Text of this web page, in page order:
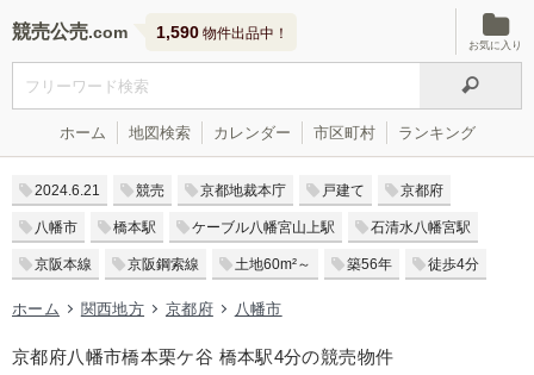
競売公売 1,590 物件出品中！
お気に入り
ホーム 地図検索 カレンダー 市区町村 ランキング
2024.6.21 競売 京都地裁本庁 戸建て 京都府
八幡市 橋本駅 ケーブル八幡宮山上駅 石清水八幡宮駅
京阪本線 京阪鋼索線 土地60m²～ 築56年 徒歩4分
ホーム 関西地方 京都府 八幡市
京都府八幡市橋本栗ケ谷 橋本駅4分の競売物件